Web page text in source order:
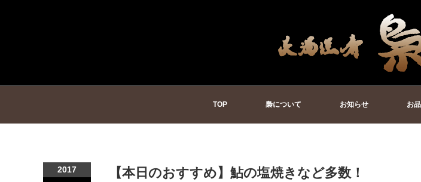
TOP 梟について お知らせ お
2017 【本日のおすすめ】鮎の塩焼きなど多数！